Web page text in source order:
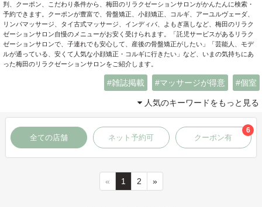
判、クーポン、こだわり条件から、梅田のリラクゼーションサロンがかんたんに検索・
予約できます。クーポンが豊富で、骨盤矯正、小顔矯正、コルギ、アーユルヴェーダ、
リンパマッサージ、タイ古式マッサージ、インディバ、よもぎ蒸しなど、梅田のリラク
ゼーションサロン自慢のメニューがお安く受けられます。「託児サービスがあるリラク
ゼーションサロンで、子連れでも安心して、産後の骨盤矯正がしたい」「芸能人、モデ
ルが通っている、安くて人気な小顔矯正・コルギに行きたい」など、いまの気持ちにあ
った梅田のリラクゼーションサロンをご紹介します。
雑誌掲載 マッサージが得意 個室
人気のキーワードをもっと見る
全ての店舗 ネット予約可 クーポン有
6
« 1 2 »